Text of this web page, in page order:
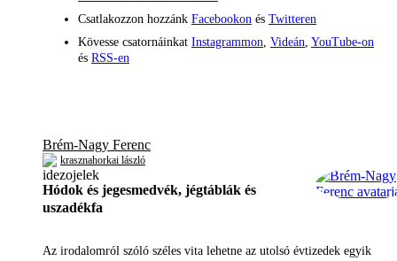
Csatlakozzon hozzánk Facebookon és Twitteren
Kövesse csatornáinkat Instagrammon, Videán, YouTube-on
és RSS-en
Brém-Nagy Ferenc
krasznahorkai lászló
Hódok és jegesmedvék, jégtáblák és
uszadékfa
Az irodalomról szóló széles vita lehetne az utolsó évtizedek egyik